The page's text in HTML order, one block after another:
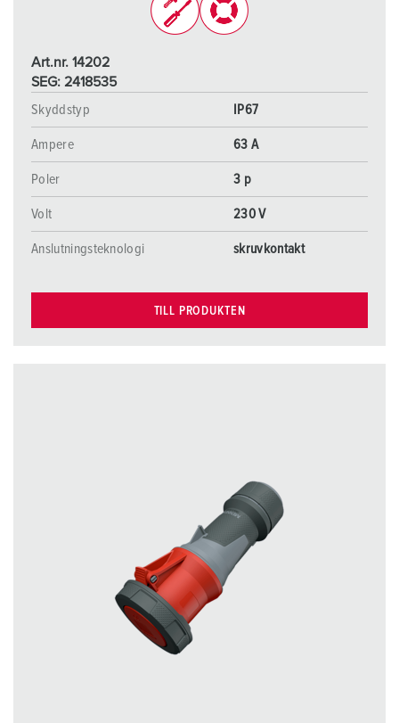
Art.nr. 14202
SEG: 2418535
Skyddstyp
IP67
Ampere 63 A
Poler 3 p
Volt 230 V
Anslutningsteknologi skruvkontakt
TILL PRODUKTEN